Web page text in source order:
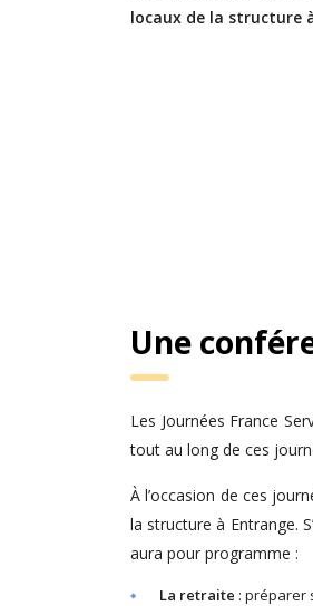
locaux de la structure
Une
Les Journées France
tout au long de ces
À l’occasion de ces
la structure à Entrange.
aura pour programme :
La retraite : préparer